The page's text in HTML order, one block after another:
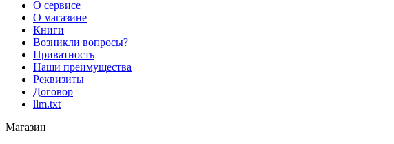
О сервисе
О магазине
Книги
Возникли вопросы?
Приватность
Наши преимущества
Реквизиты
Договор
llm.txt
Магазин